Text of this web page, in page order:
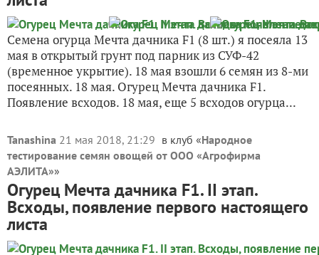
Семена огурца Мечта дачника F1 (8 шт.) я посеяла 13
мая в открытый грунт под парник из СУФ-42
(временное укрытие). 18 мая взошли 6 семян из 8-ми
посеянных. 18 мая. Огурец Мечта дачника F1.
Появление всходов. 18 мая, еще 5 всходов огурца...
Tanashina 21 мая 2018, 21:29 в клуб «Народное
тестирование семян овощей от ООО «Агрофирма
АЭЛИТА»»
Огурец Мечта дачника F1. II этап.
Всходы, появление первого настоящего
листа